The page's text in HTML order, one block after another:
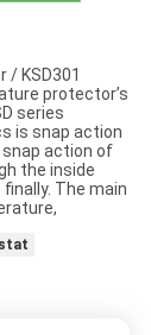
KSD301
protector’s
series
is snap action
action of
the inside
The main